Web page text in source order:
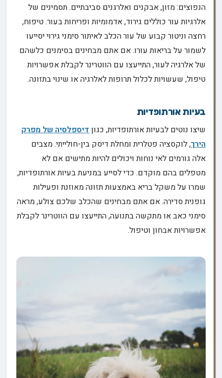
הנפוצים: מזון, אבקנים ואלרגנים סביבתיים. תסמינים של
אלרגיות עור כוללים גירוד, אדמומיות ופריחות בעור. טיפוח,
רחצה וניטור קבוע של עור הכלב לאיתור סימני גירוי יסייעו
לשמור על בריאות עורו. אם אתם מבחינים בסימנים כלשהם
של אלרגיה לעור, התייעצו עם הווטרינר לקבלת אפשרויות
טיפול, שעשויות לכלול תרופות לאלרגיה או שינוי בתזונה.
בעיות אורתופדיות
שיצו נוטים לבעיות אורתופדיות, כגוןדיספלסיה של מפרק
הירך, לוקסציה פטלרית ומחלת דיסק בין-חולייתי. מצבים
אלה גורמים לאי נוחות ויכולים להיות מתישים אם לא
מטפלים בהם מוקדם. כדי לסייע במניעת בעיות אורתופדיות,
שמרו על משקל בריא באמצעות תזונה מאוזנת ופעילות
גופנית סדירה. אם אתם מבחינים שהכלב שלכם צולע, מראה
סימני כאב או מתקשה בתנועה, התייעצו עם הווטרינר לקבלת
אפשרויות אבחון וטיפול.